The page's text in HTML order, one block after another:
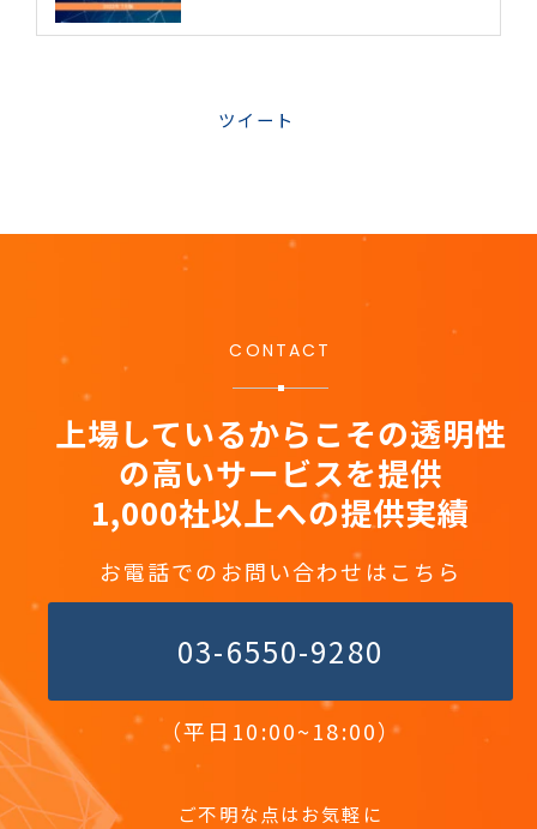
ツイート
CONTACT
上場しているからこその透明性
の高いサービスを提供
1,000社以上への提供実績
お電話でのお問い合わせはこちら
03-6550-9280
（平日10:00~18:00）
ご不明な点はお気軽に